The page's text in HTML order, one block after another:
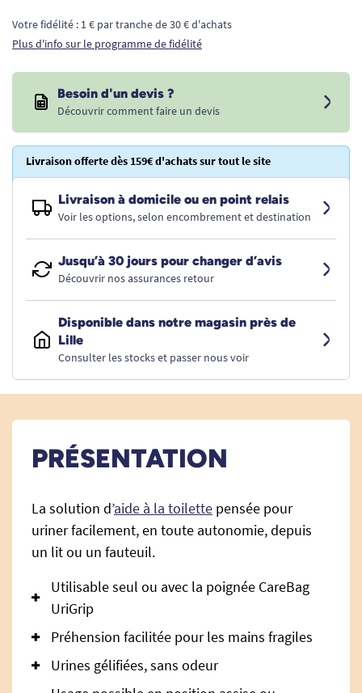
Votre fidélité : 1 € par tranche de 30 € d'achats
Plus d'info sur le programme de fidélité
Besoin d'un devis ?
Découvrir comment faire un devis
Livraison offerte dès 159€ d'achats sur tout le site
Livraison à domicile ou en point relais
Voir les options, selon encombrement et destination
Jusqu’à 30 jours pour changer d’avis
Découvrir nos assurances retour
Disponible dans notre magasin près de
Lille
Consulter les stocks et passer nous voir
PRÉSENTATION
La solution d’aide à la toilette pensée pour
uriner facilement, en toute autonomie, depuis
un lit ou un fauteuil.
Utilisable seul ou avec la poignée CareBag
UriGrip
Préhension facilitée pour les mains fragiles
Urines gélifiées, sans odeur